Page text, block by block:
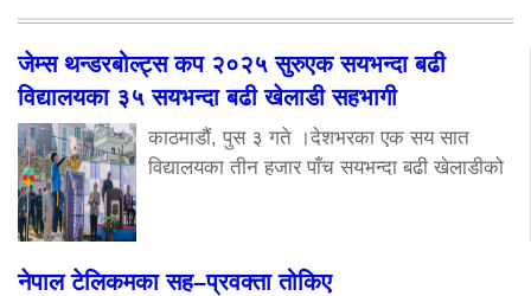
जेम्स थन्डरबोल्ट्स कप २०२५ सुरुएक सयभन्दा बढी
विद्यालयका ३५ सयभन्दा बढी खेलाडी सहभागी
काठमाडौं, पुस ३ गते ।देशभरका एक सय सात
विद्यालयका तीन हजार पाँच सयभन्दा बढी खेलाडीको
नेपाल टेलिकमका सह–प्रवक्ता तोकिए